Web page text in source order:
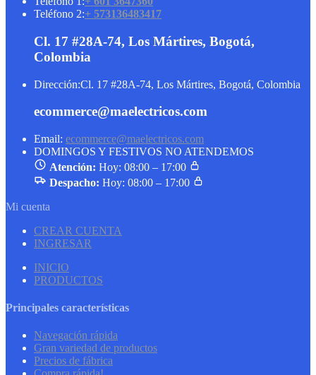
Teléfono 2:+ 573136483417
Cl. 17 #28A-74, Los Mártires, Bogotá,
Colombia
Dirección:Cl. 17 #28A-74, Los Mártires, Bogotá, Colombia
ecommerce@maelectricos.com
Email: ecommerce@maelectricos.com
DOMINGOS Y FESTIVOS NO ATENDEMOS
Atención: Hoy: 08:00 – 17:00
Despacho: Hoy: 08:00 – 17:00
Mi cuenta
CREAR CUENTA
INGRESAR
INICIO
PRODUCTOS
Principales características
Navegación rápida
Gran variedad de productos
Precios de fábrica